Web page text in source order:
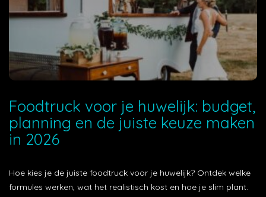
Foodtruck voor je huwelijk: budget,
planning en de juiste keuze maken
in 2026
Hoe kies je de juiste foodtruck voor je huwelijk? Ontdek welke
formules werken, wat het realistisch kost en hoe je slim plant.